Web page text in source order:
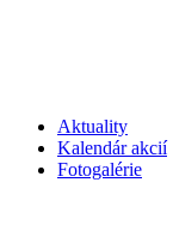
Aktuality
Kalendár akcií
Fotogalérie